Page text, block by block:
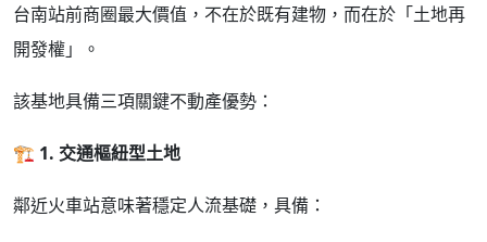
台南站前商圈最大價值，不在於既有建物，而在於「土地再
開發權」。
該基地具備三項關鍵不動產優勢：
🏗 ️ 1. 交通樞紐型土地
鄰近火車站意味著穩定人流基礎，具備：